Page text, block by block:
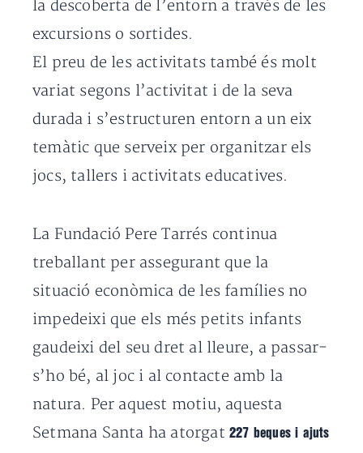
la descoberta de l’entorn a través de les
excursions o sortides.
El preu de les activitats també és molt
variat segons l’activitat i de la seva
durada i s’estructuren entorn a un eix
temàtic que serveix per organitzar els
jocs, tallers i activitats educatives.
La Fundació Pere Tarrés continua
treballant per assegurant que la
situació econòmica de les famílies no
impedeixi que els més petits infants
gaudeixi del seu dret al lleure, a passar-
s’ho bé, al joc i al contacte amb la
natura. Per aquest motiu, aquesta
Setmana Santa ha atorgat 227 beques i ajuts